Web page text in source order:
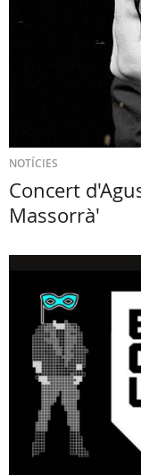
NOTÍCIES
Concert
Massorrà'